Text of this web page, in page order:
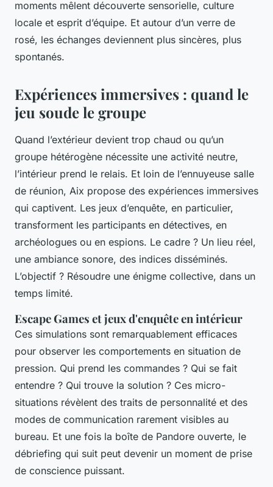
moments mêlent découverte sensorielle, culture
locale et esprit d’équipe. Et autour d’un verre de
rosé, les échanges deviennent plus sincères, plus
spontanés.
Expériences immersives : quand le
jeu soude le groupe
Quand l’extérieur devient trop chaud ou qu’un
groupe hétérogène nécessite une activité neutre,
l’intérieur prend le relais. Et loin de l’ennuyeuse salle
de réunion, Aix propose des expériences immersives
qui captivent. Les jeux d’enquête, en particulier,
transforment les participants en détectives, en
archéologues ou en espions. Le cadre ? Un lieu réel,
une ambiance sonore, des indices disséminés.
L’objectif ? Résoudre une énigme collective, dans un
temps limité.
Escape Games et jeux d'enquête en intérieur
Ces simulations sont remarquablement efficaces
pour observer les comportements en situation de
pression. Qui prend les commandes ? Qui se fait
entendre ? Qui trouve la solution ? Ces micro-
situations révèlent des traits de personnalité et des
modes de communication rarement visibles au
bureau. Et une fois la boîte de Pandore ouverte, le
débriefing qui suit peut devenir un moment de prise
de conscience puissant.